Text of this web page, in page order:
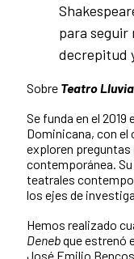
para seguir
decrepitud
Sobre Teatro Lluvia
Se funda en el
Dominicana, con
exploren
contemporánea.
teatrales
los ejes de
Hemos realizado
Denebque estrenó
José Emilio